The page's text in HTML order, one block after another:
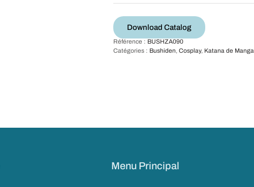
Download Catalog
Référence : BUSHZA090
Catégories : Bushiden, Cosplay, Katana de Manga
Menu Principal